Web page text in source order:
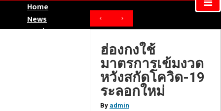
Home
News
Movie News
‹ ›
ฮ่องกงใช้
มาตรการเข้มงวด
หวังสกัดโควิด-19
ระลอกใหม่
By admin